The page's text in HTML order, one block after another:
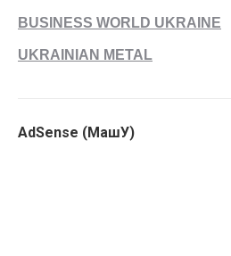
BUSINESS WORLD UKRAINE
UKRAINIAN METAL
AdSense (МашУ)